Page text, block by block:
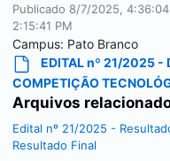
Publicado 8/7/2025, 4:36:04
2:15:41 PM
Campus: Pato Branco
EDITAL nº 21/2025 -
COMPETIÇÃO
Arquivos
Edital nº 21/2025 -
Resultado Final